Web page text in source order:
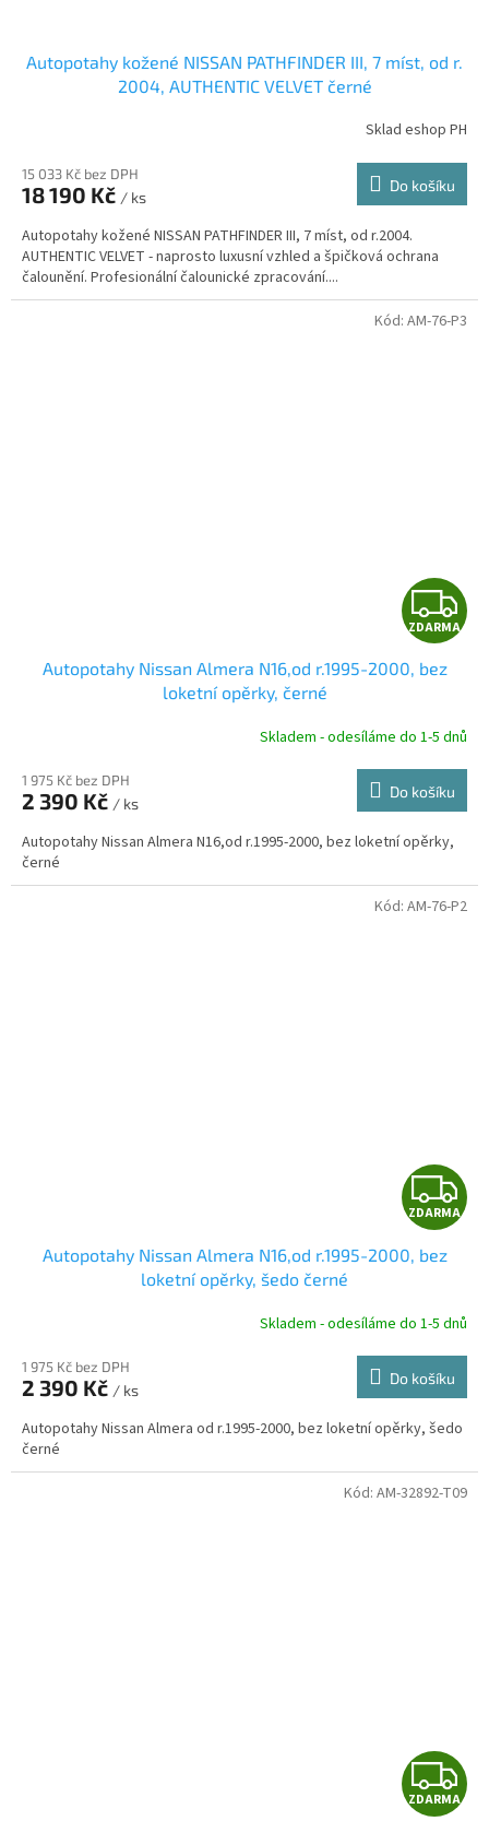
Autopotahy kožené NISSAN PATHFINDER III, 7 míst, od r.
2004, AUTHENTIC VELVET černé
Sklad eshop PH
15 033 Kč bez DPH
18 190 Kč / ks
Do košíku
Autopotahy kožené NISSAN PATHFINDER III, 7 míst, od r.2004.
AUTHENTIC VELVET - naprosto luxusní vzhled a špičková ochrana
čalounění. Profesionální čalounické zpracování....
Z
D
R
ZDARMA
Autopotahy Nissan Almera N16,od r.1995-2000, bez
loketní opěrky, černé
Skladem - odesíláme do 1-5 dnů
1 975 Kč bez DPH
2 390 Kč / ks
Do košíku
Autopotahy Nissan Almera N16,od r.1995-2000, bez loketní opěrky,
černé
Kód: AM-76-P3
Z
D
R
A
ZDARMA
Autopotahy Nissan Almera N16,od r.1995-2000, bez
loketní opěrky, šedo černé
Skladem - odesíláme do 1-5 dnů
1 975 Kč bez DPH
2 390 Kč / ks
Do košíku
Autopotahy Nissan Almera od r.1995-2000, bez loketní opěrky, šedo
černé
Kód: AM-76-P2
Z
D
ZDARMA
Kód: AM-32892-T09